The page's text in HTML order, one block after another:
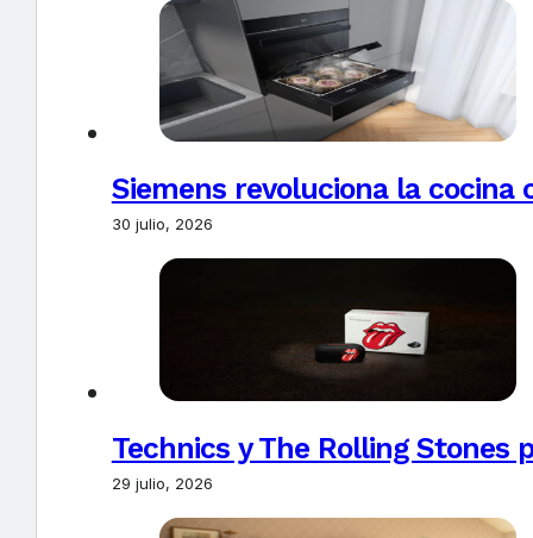
Siemens revoluciona la
30 julio, 2026
Technics y The Rolling Stones
29 julio, 2026